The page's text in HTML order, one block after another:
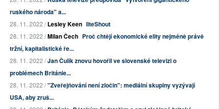
ruského národa" a...
28. 11. 2022 /Lesley Keen liteShout
28. 11. 2022 /Milan Čech Proč chtějí ekonomické elity nejméně právě
tržní, kapitalistické ře...
28. 11. 2022 /Jan Čulík znovu hovořil ve slovenské televizi o
problémech Británie...
28. 11. 2022 /"Zveřejňování není zločin": mediální skupiny vyzývají
USA, aby zruš...